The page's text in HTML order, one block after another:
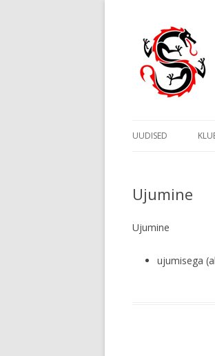
UUDISED
Ujumine
Ujumine
ujumisega